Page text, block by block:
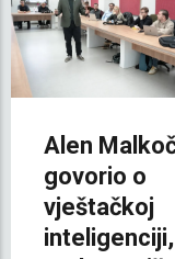
Alen
govorio o
vještačkoj
inteligenciji,